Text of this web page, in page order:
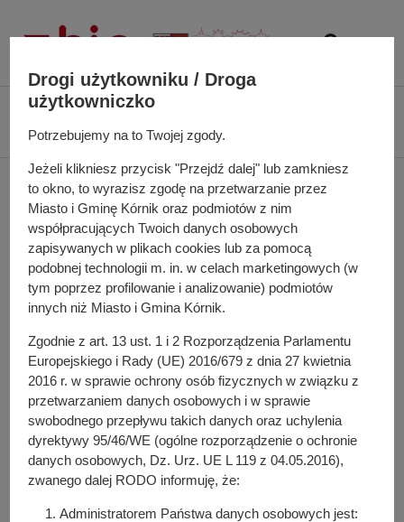
Biuletyn Informacji Publicznej UMiG Kórnik
Urzędu Miasta i Gminy Kórnik
Koordynator ds. dostępności
Koordynator ds.
dostępności
Do zadań Koordynatora do spraw dostępności należy
przede wszystkim:
wsparcie osób ze szczególnymi potrzebami w dostępie
do usług świadczonych przez Urząd,
przygotowanie i koordynacja wdrożenia planu działania
na rzecz poprawy zapewniania dostępności osobom ze
szczególnymi potrzebami,
monitorowanie działalności Urzędu Miejskiego w
zakresie zapewniania dostępności osobom ze
Drogi użytkowniku / Droga
użytkowniczko
Potrzebujemy na to Twojej zgody.
Jeżeli klikniesz przycisk "Przejdź dalej" lub zamkniesz
to okno, to wyrazisz zgodę na przetwarzanie przez
Miasto i Gminę Kórnik oraz podmiotów z nim
współpracujących Twoich danych osobowych
zapisywanych w plikach cookies lub za pomocą
podobnej technologii m. in. w celach marketingowych (w
tym poprzez profilowanie i analizowanie) podmiotów
innych niż Miasto i Gmina Kórnik.
Zgodnie z art. 13 ust. 1 i 2 Rozporządzenia Parlamentu
Europejskiego i Rady (UE) 2016/679 z dnia 27 kwietnia
2016 r. w sprawie ochrony osób fizycznych w związku z
przetwarzaniem danych osobowych i w sprawie
swobodnego przepływu takich danych oraz uchylenia
dyrektywy 95/46/WE (ogólne rozporządzenie o ochronie
danych osobowych, Dz. Urz. UE L 119 z 04.05.2016),
zwanego dalej RODO informuję, że:
Administratorem Państwa danych osobowych jest: